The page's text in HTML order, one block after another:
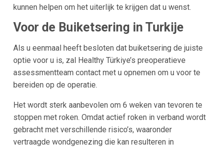
kunnen helpen om het uiterlijk te krijgen dat u wenst.
Voor de Buiketsering in Turkije
Als u eenmaal heeft besloten dat buiketsering de juiste
optie voor u is, zal Healthy Türkiye’s preoperatieve
assessmentteam contact met u opnemen om u voor te
bereiden op de operatie.
Het wordt sterk aanbevolen om 6 weken van tevoren te
stoppen met roken. Omdat actief roken in verband wordt
gebracht met verschillende risico’s, waaronder
vertraagde wondgenezing die kan resulteren in